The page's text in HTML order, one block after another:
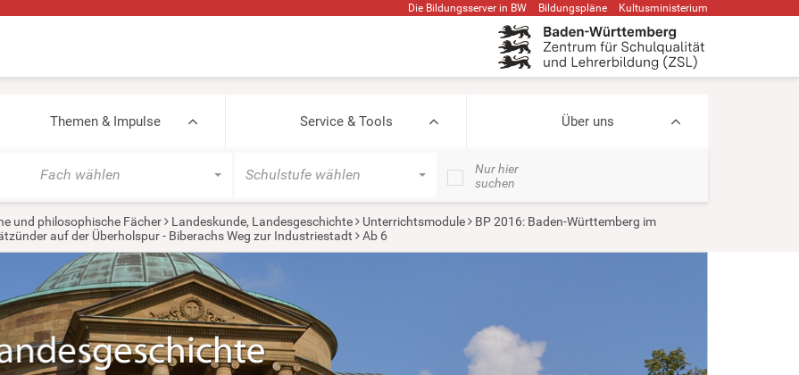
Die Bildungsserver in BW Bildungspläne Kultusministerium
Themen & Impulse Service & Tools Über uns
Fach wählen Schulstufe wählen
Nur hier
suchen
und philosophische Fächer Landeskunde, Landesgeschichte Unterrichtsmodule
BP 2016: Baden-Württemberg im
auf der Überholspur - Biberachs Weg zur Industriestadt Ab 6